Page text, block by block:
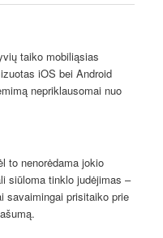
taiko mobiliąsias
iOS bei Android
nepriklausomai nuo
to nenorėdama jokio
siūloma tinklo judėjimas –
savaimingai prisitaiko prie